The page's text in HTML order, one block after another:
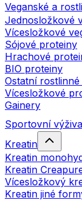
Veganské a
Jednosložkové
Vícesložkové
Sójové proteiny
Hrachové
BIO proteiny
Ostatní
Vícesložkové
Gainery
Sportovní výživa
Kreatin
Kreatin
Kreatin
Vícesložkový
Kreatin jiné